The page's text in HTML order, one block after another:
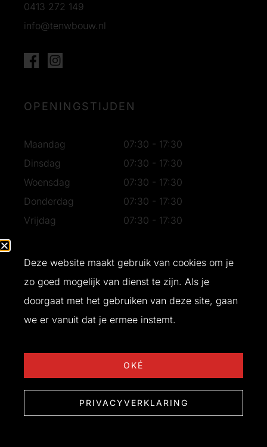
0413 272 149
info@tenwbouw.nl
OPENINGSTIJDEN
Maandag
07:30 - 17:30
Dinsdag
07:30 - 17:30
Woensdag
07:30 - 17:30
Donderdag
07:30 - 17:30
Vrijdag
07:30 - 17:30
Zondag
Gesloten
Deze website maakt gebruik van cookies om je
zo goed mogelijk van dienst te zijn. Als je
doorgaat met het gebruiken van deze site, gaan
we er vanuit dat je ermee instemt.
OKÉ
PRIVACYVERKLARING